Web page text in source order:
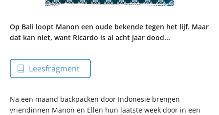
Op Bali loopt Manon een oude bekende tegen het lijf. Maar
dat kan niet, want Ricardo is al acht jaar dood...
Leesfragment
Na een maand backpacken door Indonesië brengen
vriendinnen Manon en Ellen hun laatste week door in een